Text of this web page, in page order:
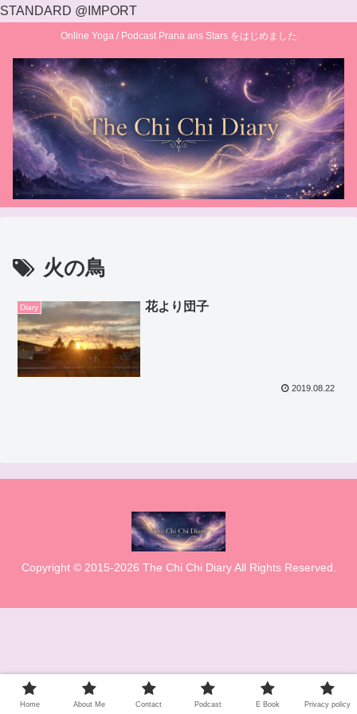
STANDARD @IMPORT
Online Yoga / Podcast Prana ans Stars をはじめました
火の鳥
Diary 花より団子
2019.08.22
Copyright © 2015-2026 The Chi Chi Diary All Rights Reserved.
Home About Me Contact Podcast E Book Privacy policy